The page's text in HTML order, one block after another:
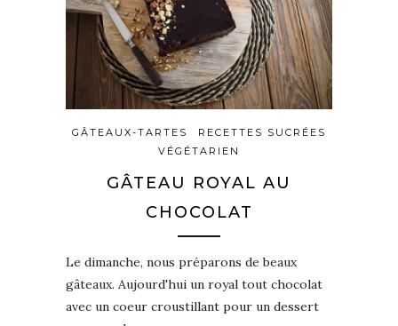
GÂTEAUX-TARTES
RECETTES SUCRÉES
VÉGÉTARIEN
GÂTEAU ROYAL AU
CHOCOLAT
Le dimanche, nous préparons de beaux
gâteaux. Aujourd'hui un royal tout chocolat
avec un coeur croustillant pour un dessert